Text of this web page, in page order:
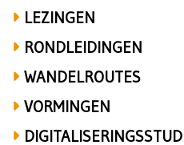
LEZINGEN
RONDLEIDINGEN
WANDELROUTES
VORMINGEN